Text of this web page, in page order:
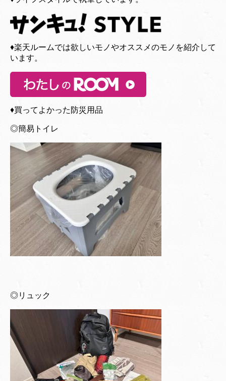
♦︎楽天ルームでは欲しいモノやオススメのモノを紹介して
います。
♦︎買ってよかった防災用品
◎簡易トイレ
◎リュック